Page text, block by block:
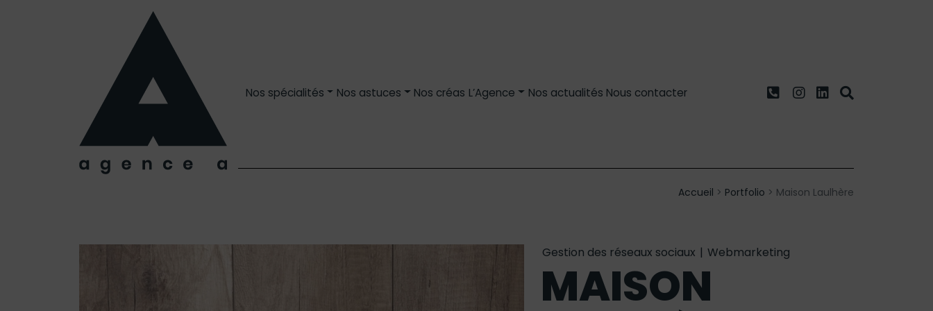
Nos spécialités Nos astuces Nos créas L’Agence Nos actualités Nous contacter
Accueil > Portfolio > Maison Laulhère
Gestion des réseaux sociaux | Webmarketing
MAISON